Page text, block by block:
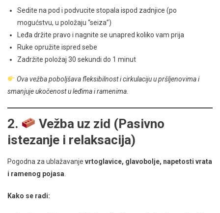
Sedite na pod i podvucite stopala ispod zadnjice (po
mogućstvu, u položaju “seiza”)
Leđa držite pravo i nagnite se unapred koliko vam prija
Ruke opružite ispred sebe
Zadržite položaj 30 sekundi do 1 minut
Ova vežba poboljšava fleksibilnost i cirkulaciju u pršljenovima i
smanjuje ukočenost u leđima i ramenima.
2.
Vežba uz zid (Pasivno
istezanje i relaksacija)
Pogodna za ublažavanje vrtoglavice, glavobolje, napetosti vrata
i ramenog pojasa
Kako se radi: